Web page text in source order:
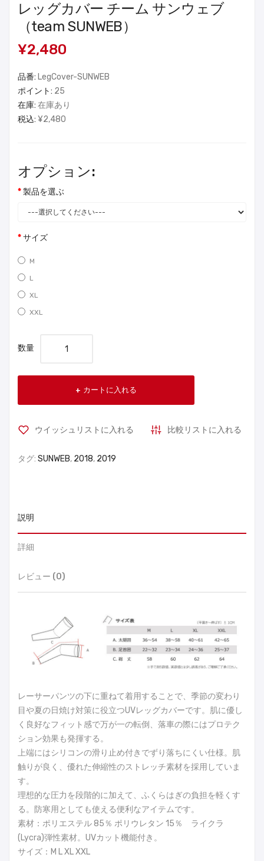
レッグカバー チーム サンウェブ
（team SUNWEB）
¥2,480
品番: LegCover-SUNWEB
ポイント: 25
在庫: 在庫あり
税込: ¥2,480
オプション:
製品を選ぶ
サイズ
M
L
XL
XXL
数量
カートに入れる
ウイッシュリストに入れる 比較リストに入れる
タグ: SUNWEB, 2018, 2019
説明
詳細
レビュー (0)
レーサーパンツの下に重ねて着用することで、季節の変わり
目や夏の日焼け対策に役立つUVレッグカバーです。肌に優し
く良好なフィット感で万が一の転倒、落車の際にはプロテク
ション効果も発揮する。
上端にはシリコンの滑り止め付きでずり落ちにくい仕様。肌
触りが良く、優れた伸縮性のストレッチ素材を採用していま
す。
理想的な圧力を段階的に加えて、ふくらはぎの負担を軽くす
る。防寒用としても使える便利なアイテムです。
素材：ポリエステル 85％ ポリウレタン 15％ ライクラ
(Lycra)弾性素材。UVカット機能付き。
サイズ：M L XL XXL